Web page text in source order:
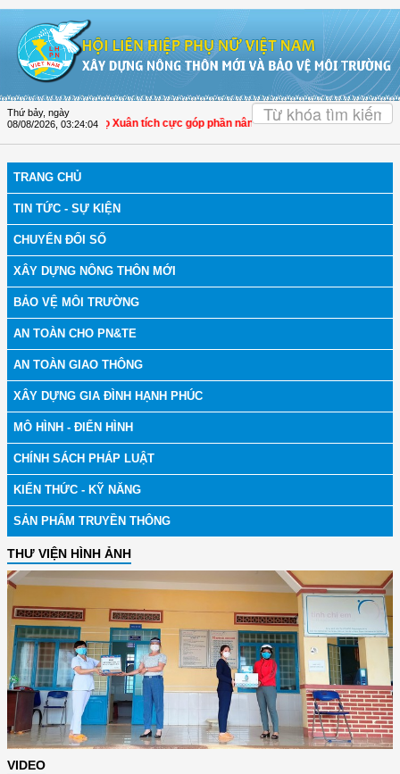
Thứ bảy, ngày
08/08/2026 03:24:05
Hội LHPN Thọ Xuân tích cực góp phần nâng cao tỷ lệ người dân tham gia
TRANG CHỦ
TIN TỨC - SỰ KIỆN
CHUYỂN ĐỔI SỐ
XÂY DỰNG NÔNG THÔN MỚI
BẢO VỆ MÔI TRƯỜNG
AN TOÀN CHO PN&TE
AN TOÀN GIAO THÔNG
XÂY DỰNG GIA ĐÌNH HẠNH PHÚC
MÔ HÌNH - ĐIỂN HÌNH
CHÍNH SÁCH PHÁP LUẬT
KIẾN THỨC - KỸ NĂNG
SẢN PHẨM TRUYỀN THÔNG
THƯ VIỆN HÌNH ẢNH
VIDEO
OK